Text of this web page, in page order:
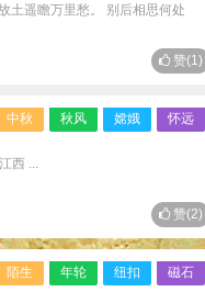
土遥瞻万里愁。 别后相思何处
赞(1)
中秋 秋风 嫦娥 怀远
西 ...
赞(2)
陌生 年轮 纽扣 磁石